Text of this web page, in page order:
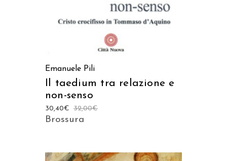
Emanuele Pili
Il taedium tra relazione e
non-senso
32,00€
30,40€
Brossura